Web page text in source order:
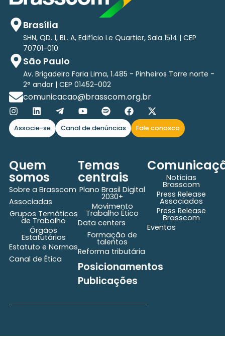
Brasília
SHN, QD. 1, BL. A, Edifício Le Quartier, Sala 1514 | CEP
70701-010
São Paulo
Av. Brigadeiro Faria Lima, 1.485 - Pinheiros Torre norte -
2° andar | CEP 01452-002
comunicacao@brasscom.org.br
Associe-se Canal de denúncias Fale conosco
Quem
somos
Sobre a Brasscom
Associadas
Grupos Temáticos
de Trabalho
Órgãos
Estatutários
Estatuto e Normas
Canal de Ética
Temas
centrais
Plano Brasil Digital
2030+
Movimento
Trabalho Ético
Data centers
Formação de
talentos
Reforma tributária
Posicionamentos
Publicações
Notícias
Brasscom
Press Release
Associados
Press Release
Brasscom
Eventos